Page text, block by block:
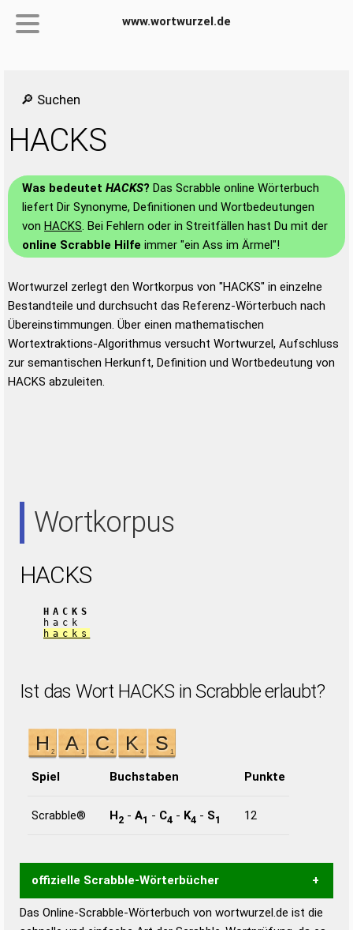
www.wortwurzel.de
🔎 Suchen
HACKS
Was bedeutet HACKS? Das Scrabble online Wörterbuch
liefert Dir Synonyme, Definitionen und Wortbedeutungen
von HACKS. Bei Fehlern oder in Streitfällen hast Du mit der
online Scrabble Hilfe immer "ein Ass im Ärmel"!
Wortwurzel zerlegt den Wortkorpus von "HACKS" in einzelne
Bestandteile und durchsucht das Referenz-Wörterbuch nach
Übereinstimmungen. Über einen mathematischen
Wortextraktions-Algorithmus versucht Wortwurzel, Aufschluss
zur semantischen Herkunft, Definition und Wortbedeutung von
HACKS abzuleiten.
Wortkorpus
HACKS
HACKS
hack
hacks
Ist das Wort HACKS in Scrabble erlaubt?
Spiel Buchstaben Punkte
Scrabble® H2 - A1 - C4 - K4 - S1 12
offizielle Scrabble-Wörterbücher
Wortwurzel liefert mit Hilfe eines semantischen
Das Online-Scrabble-Wörterbuch von wortwurzel.de ist die